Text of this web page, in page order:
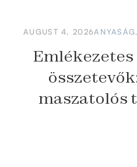
AUGUST 4, 2026ANYASÁG
maszatolós